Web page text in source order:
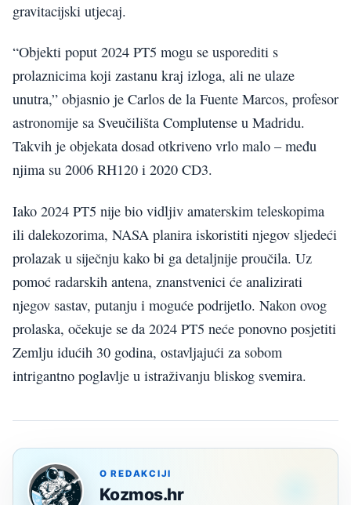
gravitacijski utjecaj.
“Objekti poput 2024 PT5 mogu se usporediti s
prolaznicima koji zastanu kraj izloga, ali ne ulaze
unutra,” objasnio je Carlos de la Fuente Marcos, profesor
astronomije sa Sveučilišta Complutense u Madridu.
Takvih je objekata dosad otkriveno vrlo malo – među
njima su 2006 RH120 i 2020 CD3.
Iako 2024 PT5 nije bio vidljiv amaterskim teleskopima
ili dalekozorima, NASA planira iskoristiti njegov sljedeći
prolazak u siječnju kako bi ga detaljnije proučila. Uz
pomoć radarskih antena, znanstvenici će analizirati
njegov sastav, putanju i moguće podrijetlo. Nakon ovog
prolaska, očekuje se da 2024 PT5 neće ponovno posjetiti
Zemlju idućih 30 godina, ostavljajući za sobom
intrigantno poglavlje u istraživanju bliskog svemira.
O REDAKCIJI
Kozmos.hr